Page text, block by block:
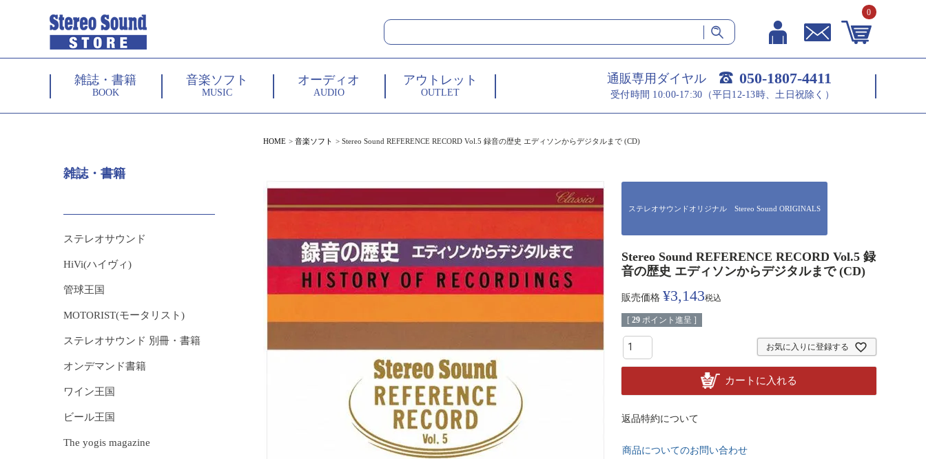
0
雑誌・書籍
BOOK
音楽ソフト
MUSIC
オーディオ
AUDIO
アウトレット
OUTLET
通販専用ダイヤル 050-1807-4411
受付時間 10:00-17:30（平日12-13時、土日祝除く）
雑誌・書籍
ステレオサウンド
HiVi(ハイヴィ)
管球王国
MOTORIST(モータリスト)
ステレオサウンド 別冊・書籍
オンデマンド書籍
ワイン王国
ビール王国
The yogis magazine
HOME 音楽ソフト Stereo Sound REFERENCE RECORD Vol.5 録音の歴史 エディソンからデジタルまで (CD)
ステレオサウンドオリジナル Stereo Sound ORIGINALS
Stereo Sound REFERENCE RECORD Vol.5 録
音の歴史 エディソンからデジタルまで (CD)
販売価格 ¥3,143税込
[ 29 ポイント進呈 ]
お気に入りに登録する
カートに入れる
返品特約について
商品についてのお問い合わせ